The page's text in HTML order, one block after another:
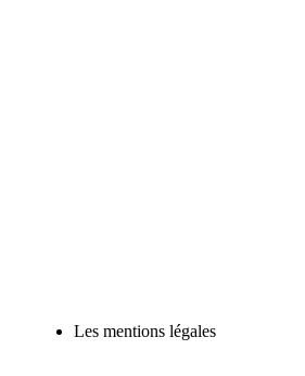
Les mentions légales